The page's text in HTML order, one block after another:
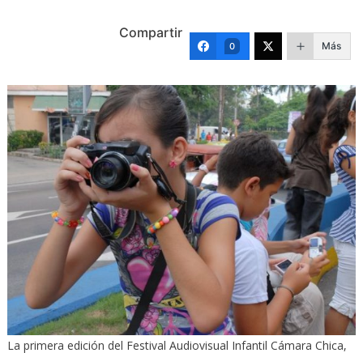
Compartir
0 Más
La primera edición del Festival Audiovisual Infantil Cámara Chica,